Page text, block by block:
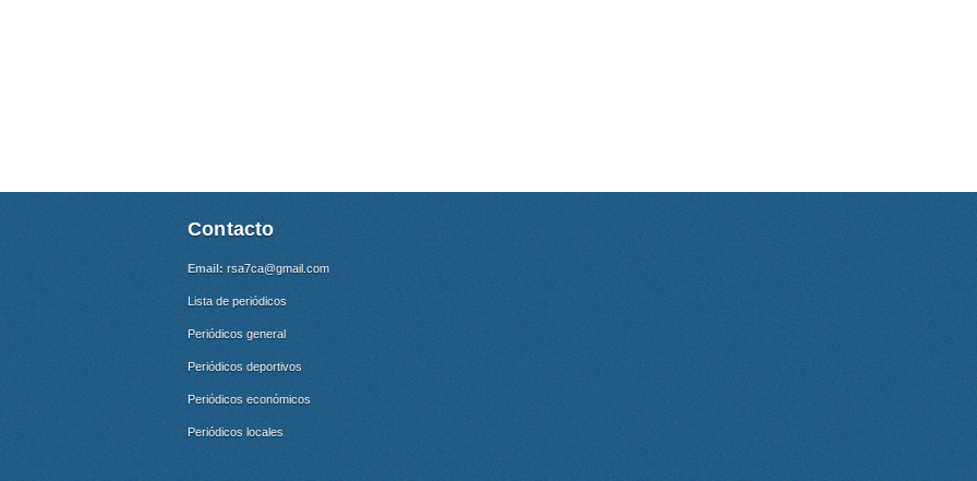
Contacto
Email: rsa7ca@gmail.com
Lista de periódicos
Periódicos general
Periódicos deportivos
Periódicos económicos
Periódicos locales